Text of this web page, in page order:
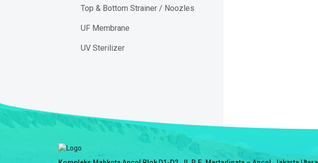
Top & Bottom Strainer / Noozles
UF Membrane
UV Sterilizer